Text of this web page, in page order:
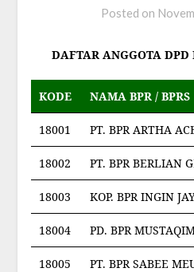
Posted on
DAFTAR ANGGOTA DPD
KODE NAMA BPR / BPRS
18001 PT. BPR ARTHA
18002 PT. BPR BERLIAN
18003 KOP. BPR INGIN
18004 PD. BPR
18005 PT. BPR SABEE